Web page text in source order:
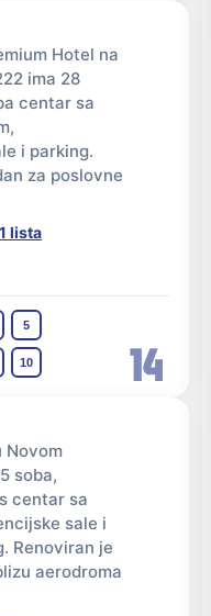
14
Hotel na
ima 28
centar sa
i parking.
za poslovne
lista
5
10
Novom
soba,
centar sa
sale i
Renoviran je
aerodroma